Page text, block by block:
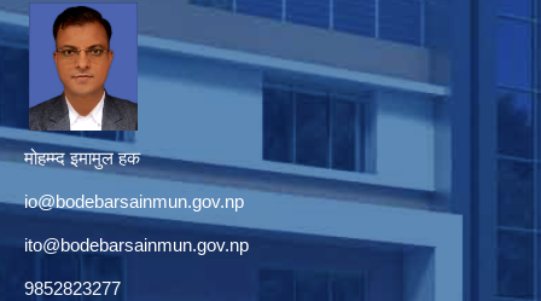
मोहम्म्द इमामुल हक
io@bodebarsainmun.gov.np
ito@bodebarsainmun.gov.np
9852823277